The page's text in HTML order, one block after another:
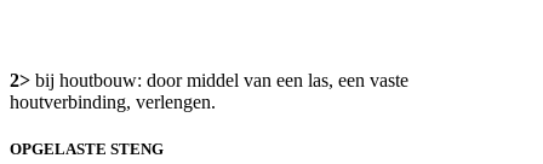
2> bij houtbouw: door middel van een las, een vaste
houtverbinding, verlengen.
OPGELASTE STENG